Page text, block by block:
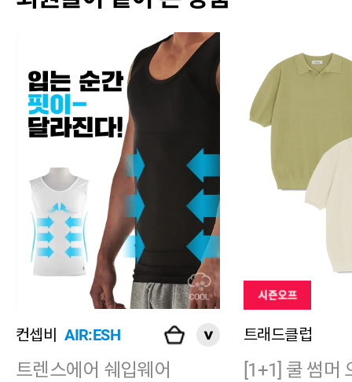
컨셉비 AIR:ESH
트렌스에어 쉐입웨어
트래드클럽
[1+1] 쿨 썸머